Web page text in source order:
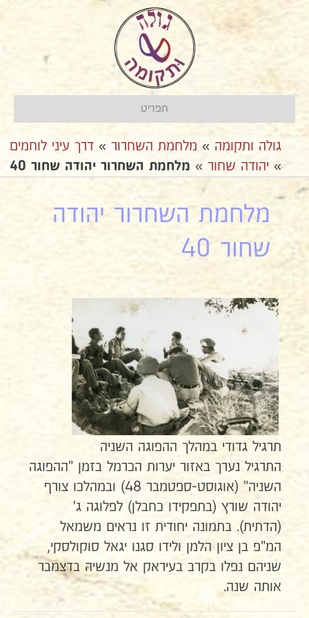
תפריט
גולה ותקומה » מלחמת השחרור » דרך עיני לוחמים
» יהודה שחור » מלחמת השחרור יהודה שחור 40
מלחמת השחרור יהודה
שחור 40
תרגיל גדודי במהלך ההפוגה השניה
התרגיל נערך באזור יערות הכרמל בזמן "ההפוגה
השניה" (אוגוסט-ספטמבר 48) ובמהלכו צורף
יהודה שורץ (בתפקידו כחבלן) לפלוגה ג'
(הדתית). בתמונה יחודית זו נראים משמאל
המ"פ בן ציון הלמן ולידו סגנו יגאל סוקולסקי,
שניהם נפלו בקרב בעיראק אל מנשיה בדצמבר
אותה שנה.